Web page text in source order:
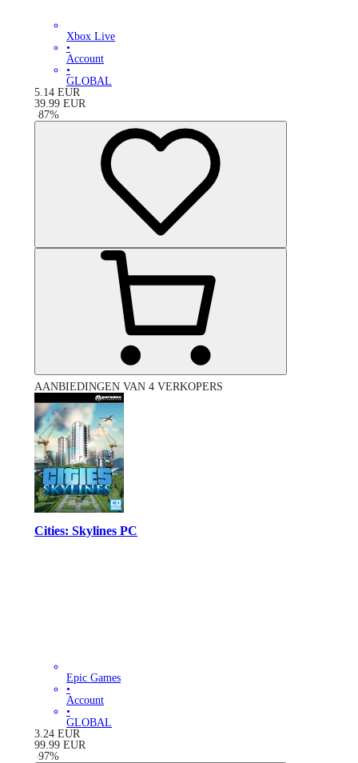
Xbox Live
•
Account
•
GLOBAL
5.14 EUR
39.99 EUR
-87%
AANBIEDINGEN VAN 4 VERKOPERS
Cities: Skylines PC
Epic Games
•
Account
•
GLOBAL
3.24 EUR
99.99 EUR
-97%